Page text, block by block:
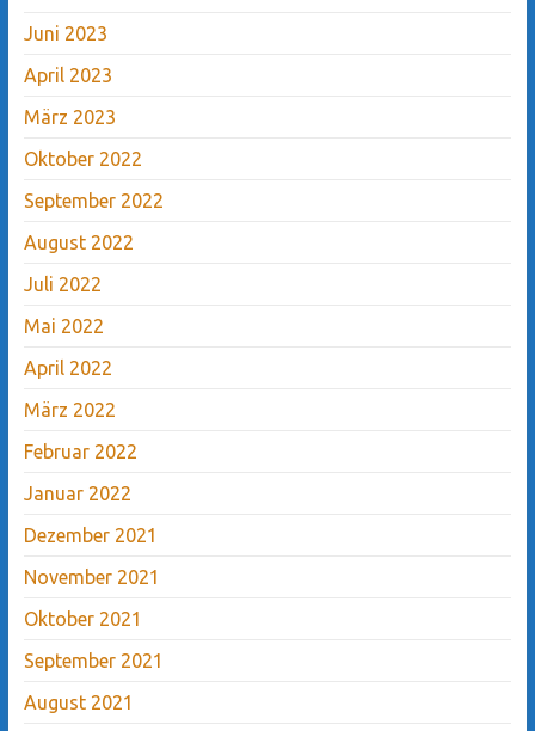
Juni 2023
April 2023
März 2023
Oktober 2022
September 2022
August 2022
Juli 2022
Mai 2022
April 2022
März 2022
Februar 2022
Januar 2022
Dezember 2021
November 2021
Oktober 2021
September 2021
August 2021